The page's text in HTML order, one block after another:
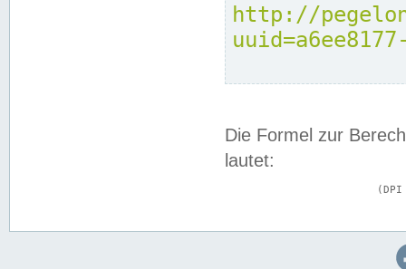
http://
Die Formel zur
lautet: